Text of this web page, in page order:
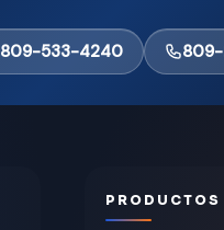
809-533-4240
PRODUCTOS